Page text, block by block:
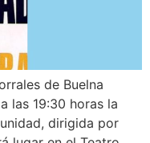
de Buelna
las 19:30 horas la
dirigida por